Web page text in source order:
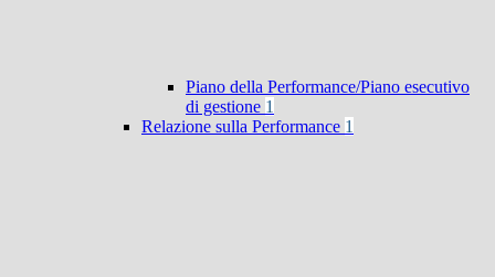
Piano della Performance/Piano esecutivo
di gestione 1
Relazione sulla Performance 1